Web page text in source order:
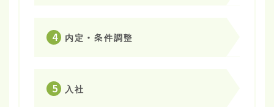
4 内定・条件調整
5 入社